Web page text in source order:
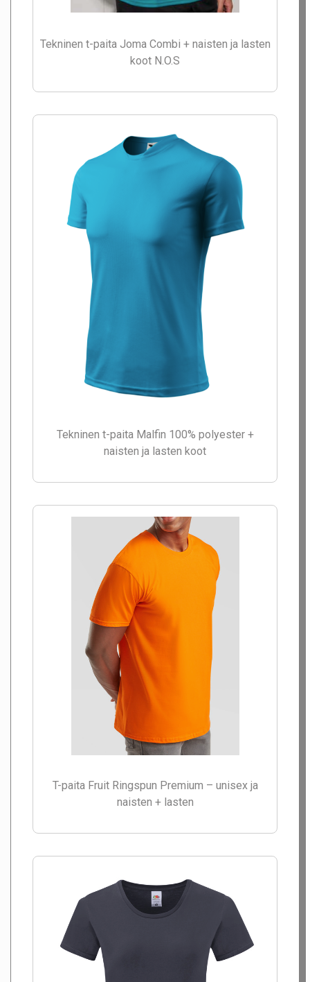
Tekninen t-paita Joma Combi + naisten ja lasten
koot N.O.S
Tekninen t-paita Malfin 100% polyester +
naisten ja lasten koot
T-paita Fruit Ringspun Premium – unisex ja
naisten + lasten